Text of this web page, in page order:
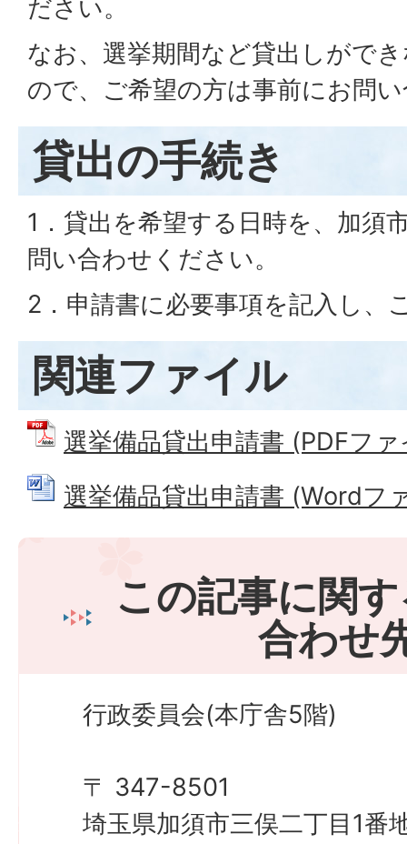
ださい。
なお、選挙期間など貸出しがで
ので、ご希望の方は事前にお問
貸出の手続き
1．貸出を希望する日時を、加須
問い合わせください。
2．申請書に必要事項を記入し、
関連ファイル
選挙備品貸出申請書 (PDFフ
選挙備品貸出申請書 (Wordフ
この記事に関
合わせ
行政委員会(本庁舎5階)
〒 347-8501
埼玉県加須市三俣二丁目1番